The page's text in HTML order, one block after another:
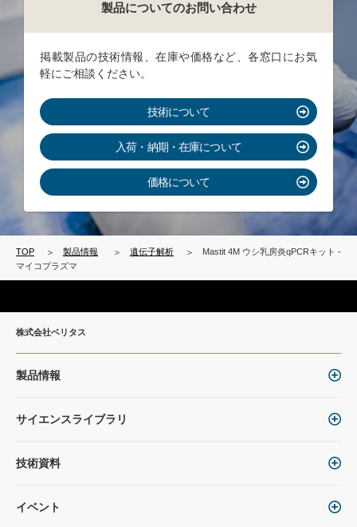
製品についてのお問い合わせ
掲載製品の技術情報、在庫や価格など、各窓口にお気
軽にご相談ください。
技術について
入荷・納期・在庫について
価格について
TOP 製品情報 遺伝子解析
Mastit 4M ウシ乳房炎qPCRキット -
マイコプラズマ
株式会社ベリタス
製品情報
サイエンスライブラリ
技術資料
イベント